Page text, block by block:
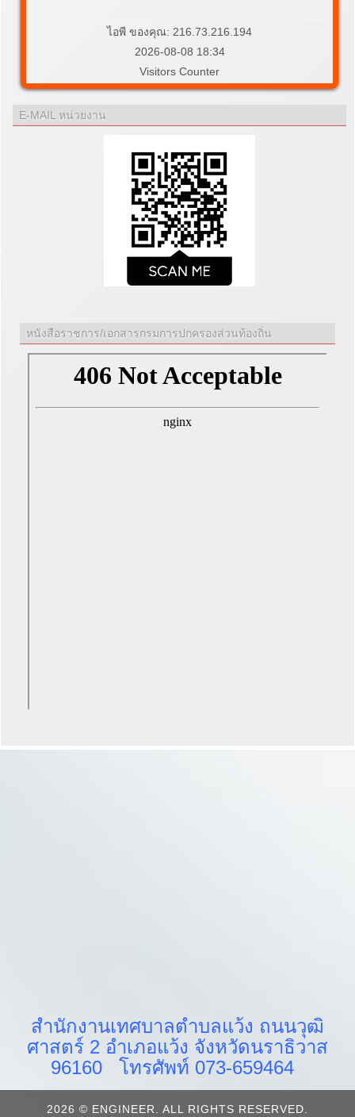
ไอพี ของคุณ: 216.73.216.194
2026-08-08 18:34
Visitors Counter
E-MAIL หน่วยงาน
หนังสือราชการ/เอกสารกรมการปกครองส่วนท้องถิ่น
สำนักงานเทศบาลตำบลแว้ง ถนนวุฒิ
ศาสตร์ 2 อำเภอแว้ง จังหวัดนราธิวาส
96160 โทรศัพท์ 073-659464
2026 © ENGINEER. ALL RIGHTS RESERVED.